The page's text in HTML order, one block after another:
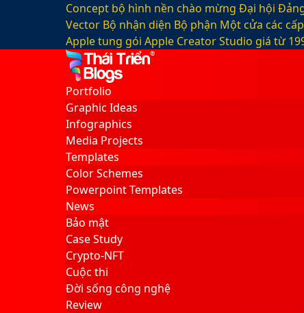
Concept bộ hình nền chào mừng Đại hội
Vector Bộ nhận diện Bộ phận Một cửa các
Apple tung gói Apple Creator Studio giá từ
Facebook
X
LinkedIn
YouTube
Google
Play
Sidebar
Switch
skin
Portfolio
Graphic Ideas
Infographics
Media Projects
Templates
Color Schemes
Powerpoint Templates
News
Bảo mật
Case Study
Crypto-NFT
Cuộc thi
Đời sống công nghệ
Review